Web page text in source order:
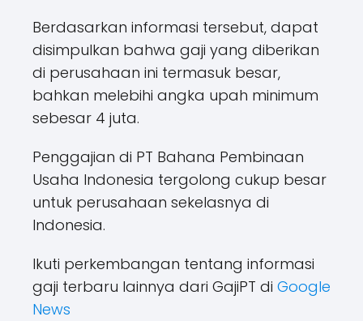
Berdasarkan informasi tersebut, dapat
disimpulkan bahwa gaji yang diberikan
di perusahaan ini termasuk besar,
bahkan melebihi angka upah minimum
sebesar 4 juta.
Penggajian di PT Bahana Pembinaan
Usaha Indonesia tergolong cukup besar
untuk perusahaan sekelasnya di
Indonesia.
Ikuti perkembangan tentang informasi
gaji terbaru lainnya dari GajiPT di Google
News